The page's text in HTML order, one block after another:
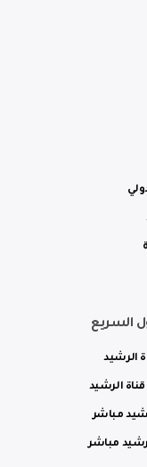
السريع
الرشيد
الرشيد
مباشر
مباشر